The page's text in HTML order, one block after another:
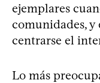
ejemplares
comunidades, y
centrarse el
Lo más